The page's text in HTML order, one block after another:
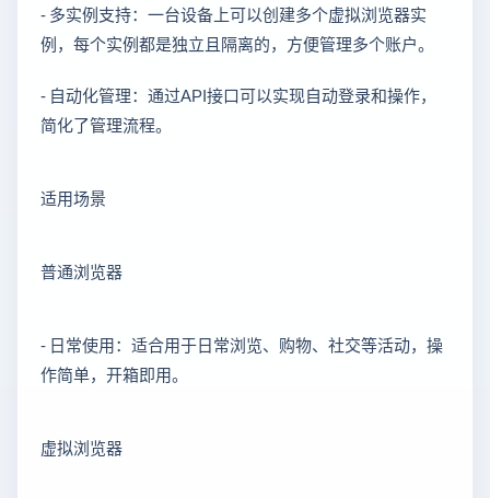
- 多实例支持：一台设备上可以创建多个虚拟浏览器实
例，每个实例都是独立且隔离的，方便管理多个账户。
- 自动化管理：通过API接口可以实现自动登录和操作，
简化了管理流程。
适用场景
普通浏览器
- 日常使用：适合用于日常浏览、购物、社交等活动，操
作简单，开箱即用。
虚拟浏览器